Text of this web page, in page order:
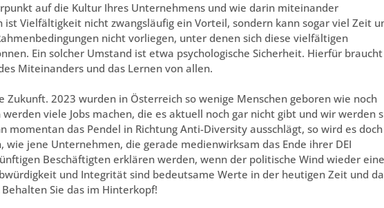
auf die Kultur Ihres Unternehmens und wie darin miteinander
ist Vielfältigkeit nicht zwangsläufig ein Vorteil, sondern kann sogar viel Zeit
nicht vorliegen, unter denen sich diese vielfältigen
Ein solcher Umstand ist etwa psychologische Sicherheit. Hierfür braucht
Miteinanders und das Lernen von allen.
Zukunft. 2023 wurden in Österreich so wenige Menschen geboren wie noch
viele Jobs machen, die es aktuell noch gar nicht gibt und wir werden
momentan das Pendel in Richtung Anti-Diversity ausschlägt, so wird es doch
wie jene Unternehmen, die gerade medienwirksam das Ende ihrer DEI
Beschäftigten erklären werden, wenn der politische Wind wieder eine
und Integrität sind bedeutsame Werte in der heutigen Zeit und
Sie das im Hinterkopf!